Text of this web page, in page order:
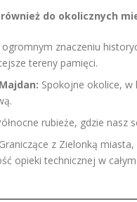
do okolicznych
znaczeniu
tereny pamięci.
Spokojne okolice,
rubieże, gdzie nasz
Graniczące z Zielonką
opieki technicznej w